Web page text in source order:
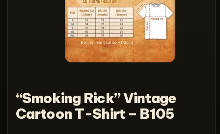
“Smoking Rick” Vintage
Cartoon T-Shirt – B105